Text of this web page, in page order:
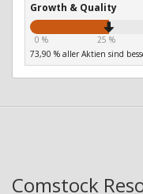
Growth & Quality
0 % 25 %
73,90 % aller Aktien sind
Comstock